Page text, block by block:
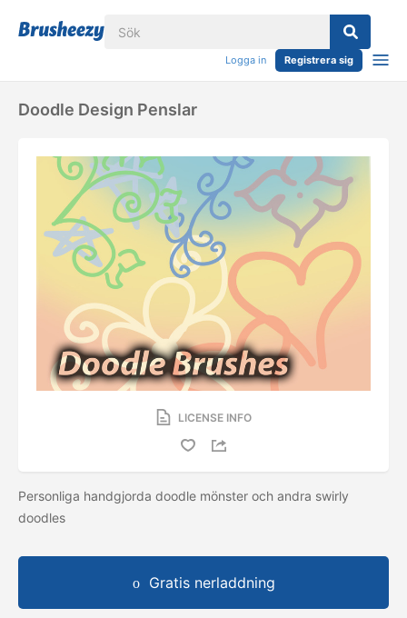
Logga in Registrera sig
Doodle Design Penslar
LICENSE INFO
Personliga handgjorda doodle mönster och andra swirly
doodles
Gratis nerladdning